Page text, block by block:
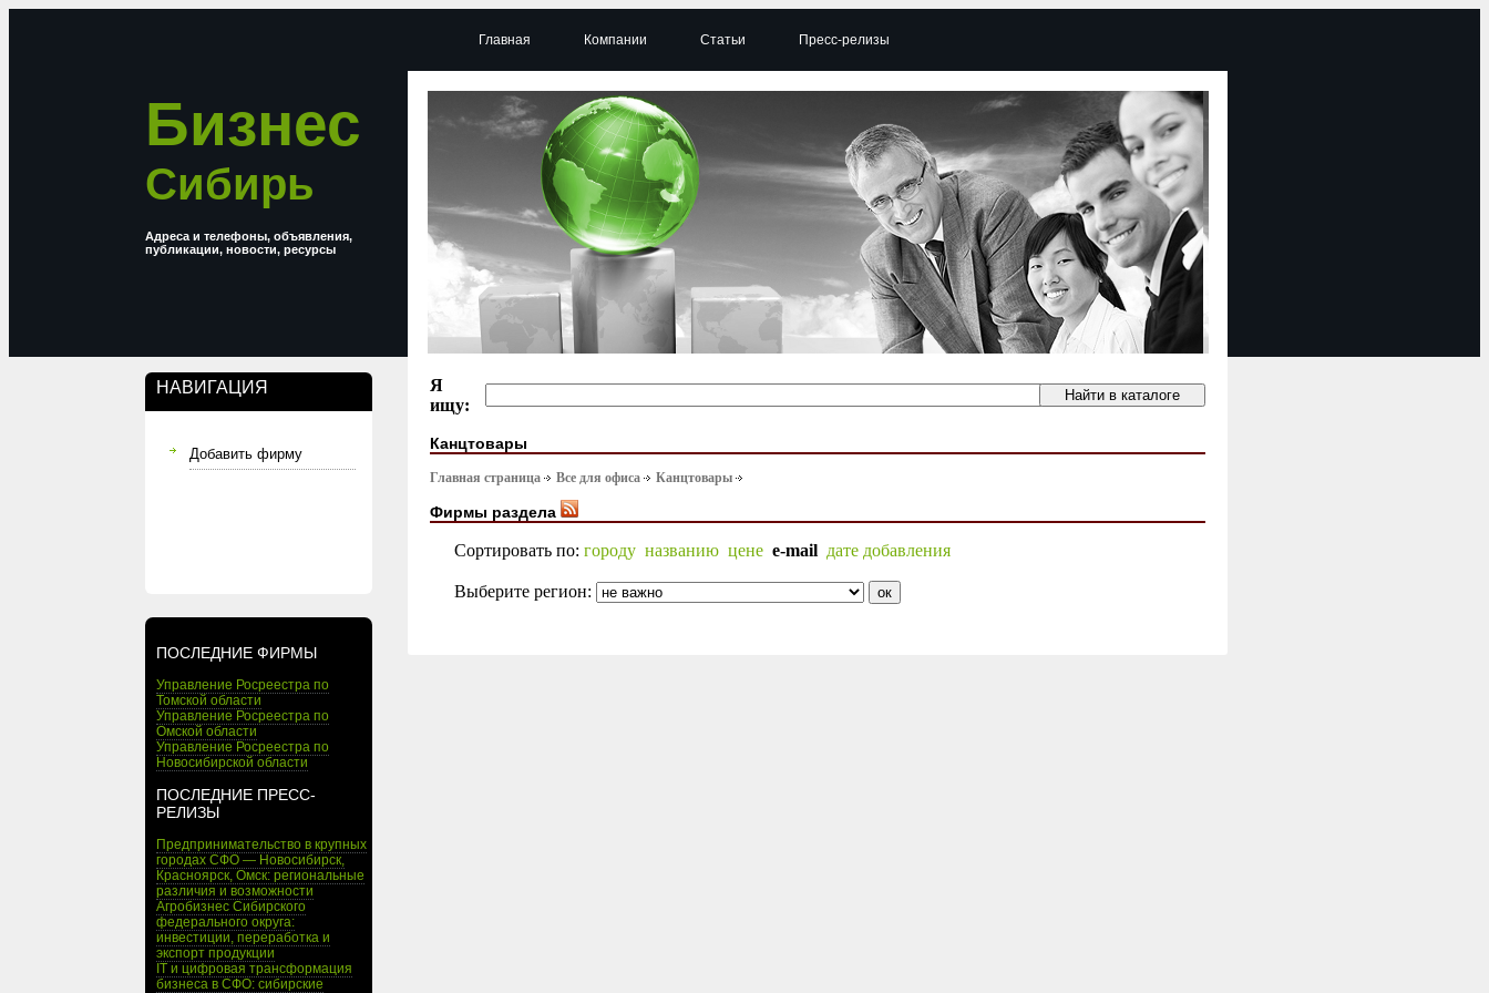
Бизнес
Сибирь
Адреса и телефоны, объявления,
публикации, новости, ресурсы
НАВИГАЦИЯ
Добавить фирму
ПОСЛЕДНИЕ ФИРМЫ
Управление Росреестра по
Томской области
Управление Росреестра по
Омской области
Управление Росреестра по
Новосибирской области
ПОСЛЕДНИЕ ПРЕСС-
РЕЛИЗЫ
Предпринимательство в крупных
городах СФО — Новосибирск,
Красноярск, Омск: региональные
различия и возможности
Агробизнес Сибирского
федерального округа:
инвестиции, переработка и
экспорт продукции
IT и цифровая трансформация
бизнеса в СФО: сибирские
Главная Компании Статьи Пресс-релизы
Я
ищу:
Канцтовары
Главная страница Все для офиса Канцтовары
Фирмы раздела
Сортировать по: городу названию цене e-mail дате добавления
Выберите регион: